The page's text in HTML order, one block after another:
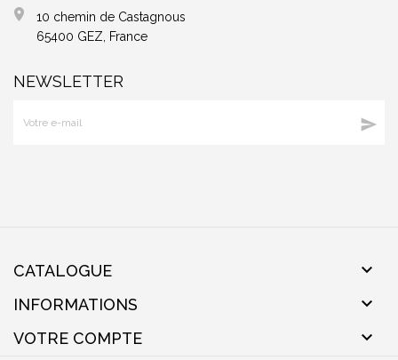
10 chemin de Castagnous
65400 GEZ, France
NEWSLETTER

CATALOGUE 
INFORMATIONS 
VOTRE COMPTE 